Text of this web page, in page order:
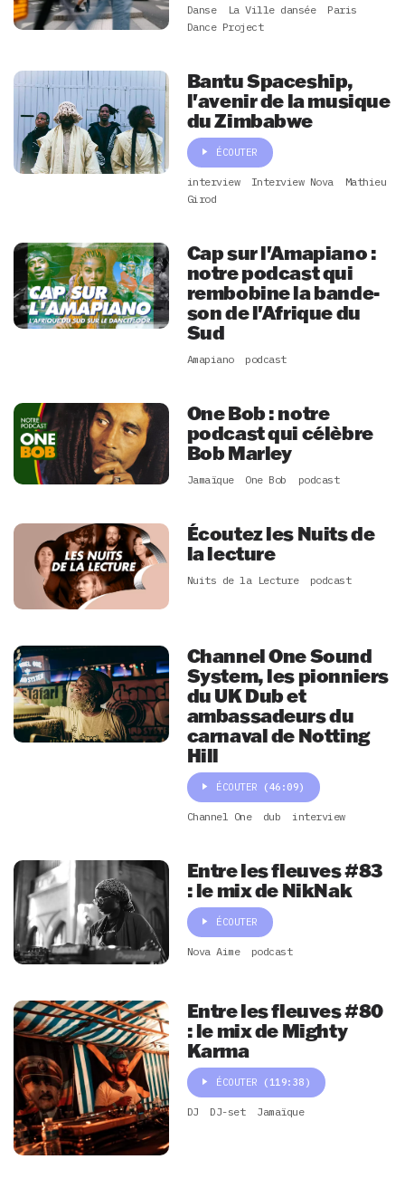
Danse La Ville dansée
Paris
Dance Project
Bantu Spaceship,
l'avenir de la musique
du Zimbabwe
ÉCOUTER
interview Interview Nova
Mathieu
Girod
Cap sur l'Amapiano :
notre podcast qui
rembobine la bande-
son de l'Afrique du
Sud
Amapiano podcast
One Bob : notre
podcast qui célèbre
Bob Marley
Jamaïque One Bob podcast
Écoutez les Nuits de
la lecture
Nuits de la Lecture podcast
Channel One Sound
System, les pionniers
du UK Dub et
ambassadeurs du
carnaval de Notting
Hill
ÉCOUTER (46:09)
Channel One dub interview
Entre les fleuves #83
: le mix de NikNak
ÉCOUTER
Nova Aime podcast
Entre les fleuves #80
: le mix de Mighty
Karma
ÉCOUTER (119:38)
DJ DJ-set Jamaïque